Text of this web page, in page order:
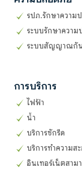
รปภ.รักษาความ
ระบบรักษาความ
ระบบสัญญาณกั
การบริการ
ไฟฟ้า
น้ำ
บริการซักรีด
บริการทำความส
อินเทอร์เน็ตสาม